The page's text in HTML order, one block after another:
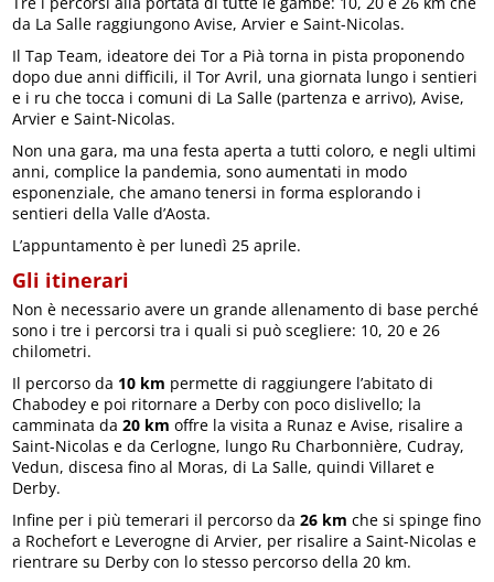
da La Salle raggiungono Avise, Arvier e Saint-Nicolas.
Il Tap Team, ideatore dei Tor a Pià torna in pista proponendo
dopo due anni difficili, il Tor Avril, una giornata lungo i sentieri
e i ru che tocca i comuni di La Salle (partenza e arrivo), Avise,
Arvier e Saint-Nicolas.
Non una gara, ma una festa aperta a tutti coloro, e negli ultimi
anni, complice la pandemia, sono aumentati in modo
esponenziale, che amano tenersi in forma esplorando i
sentieri della Valle d’Aosta.
L’appuntamento è per lunedì 25 aprile.
Gli itinerari
Non è necessario avere un grande allenamento di base perché
sono i tre i percorsi tra i quali si può scegliere: 10, 20 e 26
chilometri.
Il percorso da 10 km permette di raggiungere l’abitato di
Chabodey e poi ritornare a Derby con poco dislivello; la
camminata da20 km offre la visita a Runaz e Avise, risalire a
Saint-Nicolas e da Cerlogne, lungo Ru Charbonnière, Cudray,
Vedun, discesa fino al Moras, di La Salle, quindi Villaret e
Derby.
Infine per i più temerari il percorso da26 km che si spinge fino
a Rochefort e Leverogne di Arvier, per risalire a Saint-Nicolas e
rientrare su Derby con lo stesso percorso della 20 km.